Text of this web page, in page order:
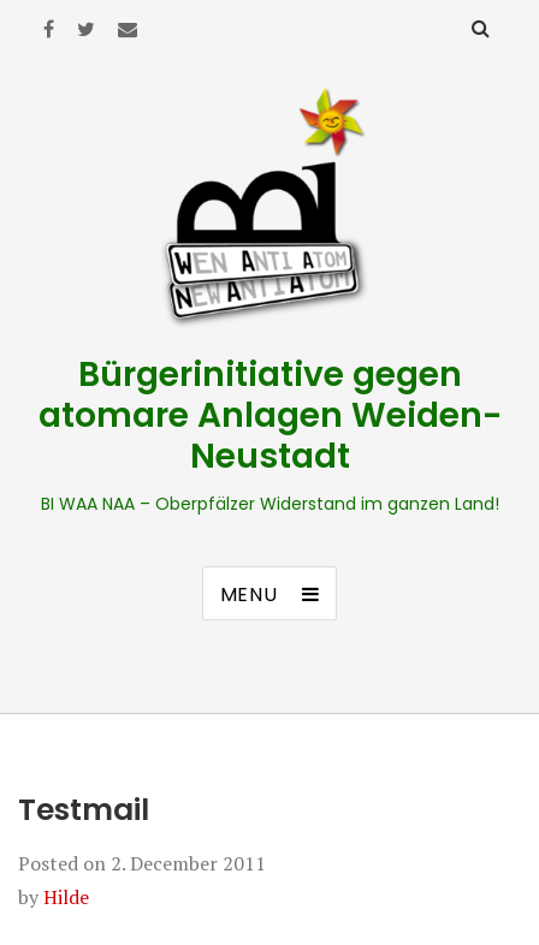
Bürgerinitiative gegen
atomare Anlagen Weiden-
Neustadt
BI WAA NAA – Oberpfälzer Widerstand im ganzen Land!
MENU
Testmail
Posted on 2. December 2011
byHilde